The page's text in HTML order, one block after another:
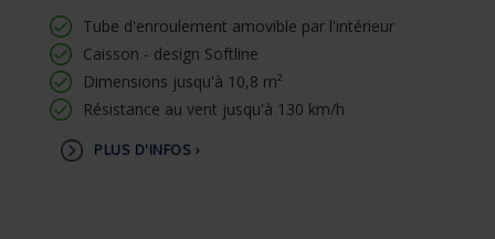
Tube d'enroulement amovible par l'intérieur
Caisson - design Softline
Dimensions jusqu'à 10,8 m²
Résistance au vent jusqu'à 130 km/h
PLUS D'INFOS ›